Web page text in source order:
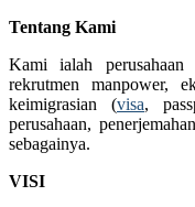
Tentang Kami
Kami ialah
rekrutmen manpower,
keimigrasian (visa,
perusahaan,
sebagainya.
VISI